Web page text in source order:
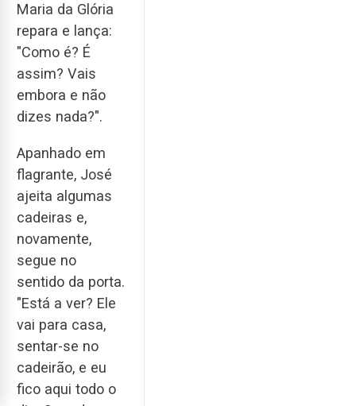
Maria da Glória
repara e lança:
"Como é? É
assim? Vais
embora e não
dizes nada?".
Apanhado em
flagrante, José
ajeita algumas
cadeiras e,
novamente,
segue no
sentido da porta.
"Está a ver? Ele
vai para casa,
sentar-se no
cadeirão, e eu
fico aqui todo o